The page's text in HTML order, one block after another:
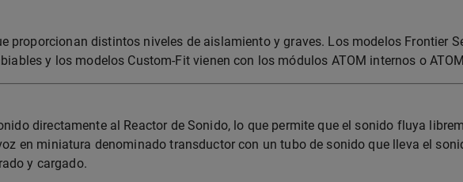
proporcionan distintos niveles de aislamiento y graves. Los modelos Frontier
y los modelos Custom-Fit vienen con los módulos ATOM internos o
directamente al Reactor de Sonido, lo que permite que el sonido fluya
en miniatura denominado transductor con un tubo de sonido que lleva el
y cargado.